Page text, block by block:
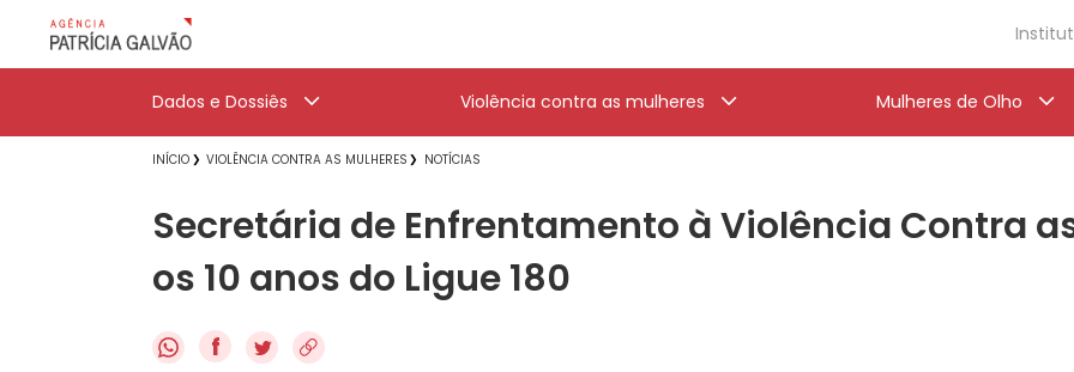
Dados e Dossiês Violência contra as mulheres Mulheres de Olho
INÍCIO VIOLÊNCIA CONTRA AS MULHERES NOTÍCIAS
Secretária de Enfrentamento à Violência Contra
os 10 anos do Ligue 180
f